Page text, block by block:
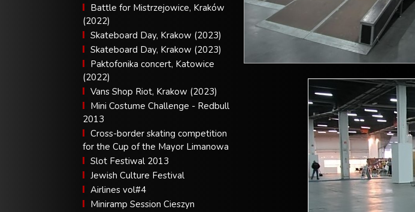
Battle for Mistrzejowice, Kraków
(2022)
Skateboard Day, Krakow (2023)
Skateboard Day, Krakow (2023)
Paktofonika concert, Katowice
(2022)
Vans Shop Riot, Krakow (2023)
Mini Costume Challenge - Redbull
2013
Cross-border skating competition
for the Cup of the Mayor Limanowa
Slot Festiwal 2013
Jewish Culture Festival
Airlines vol#4
Miniramp Session Cieszyn